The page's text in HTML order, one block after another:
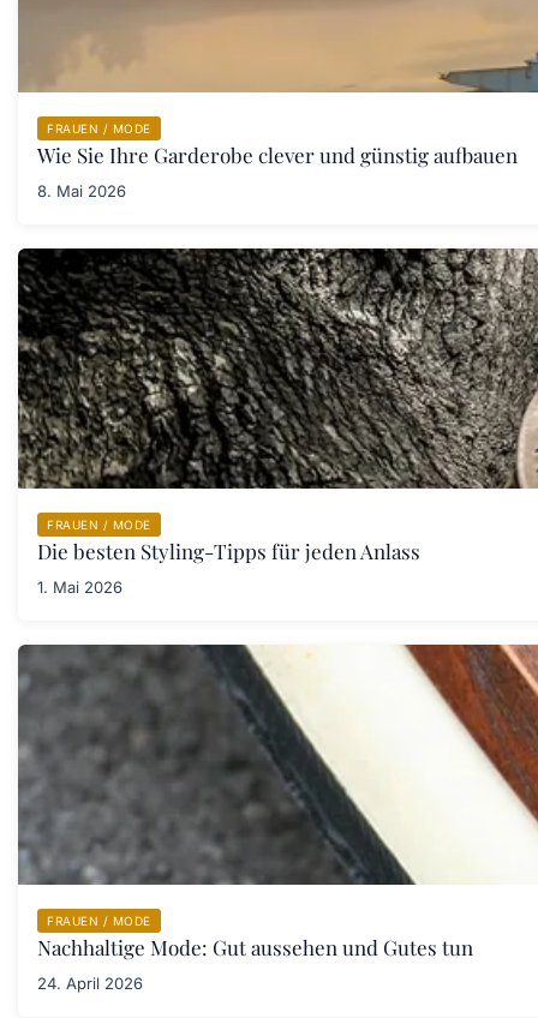
FRAUEN / MODE
Wie Sie Ihre Garderobe clever und günstig aufbauen
8. Mai 2026
FRAUEN / MODE
Die besten Styling-Tipps für jeden Anlass
1. Mai 2026
FRAUEN / MODE
Nachhaltige Mode: Gut aussehen und Gutes tun
24. April 2026